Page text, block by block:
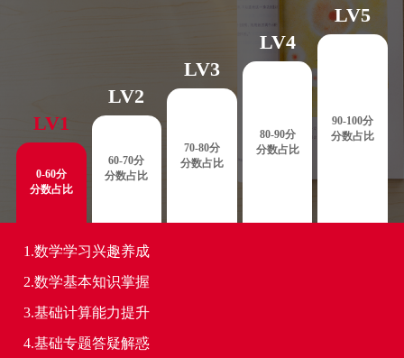
LV1
0-60分
分数占比
LV2
60-70分
分数占比
LV3
70-80分
分数占比
LV4
80-90分
分数占比
LV5
90-100分
分数占比
1.数学学习兴趣养成
2.数学基本知识掌握
3.基础计算能力提升
4.基础专题答疑解惑